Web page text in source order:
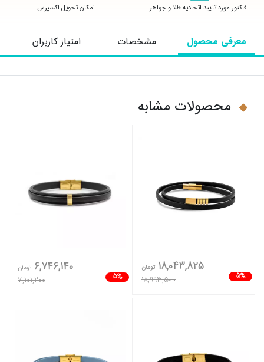
فاکتور مورد تایید اتحادیه طلا و جواهر امکان تحویل اکسپرس
معرفی محصول مشخصات امتیاز کاربران
محصولات مشابه
5%
18,043,825 تومان
18,993,500
5%
6,746,140 تومان
7,101,200